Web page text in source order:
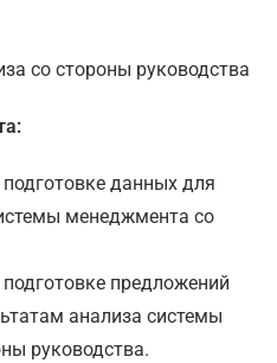
со стороны руководства
данных для
менеджмента со
предложений
анализа системы
руководства.